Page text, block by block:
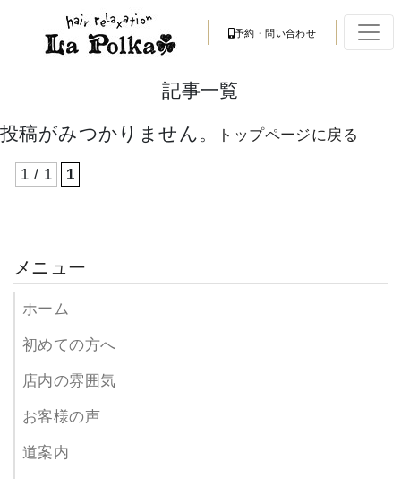
予約・問い合わせ
記事一覧
投稿がみつかりません。 トップページに戻る
1 / 1 1
メニュー
ホーム
初めての方へ
店内の雰囲気
お客様の声
道案内